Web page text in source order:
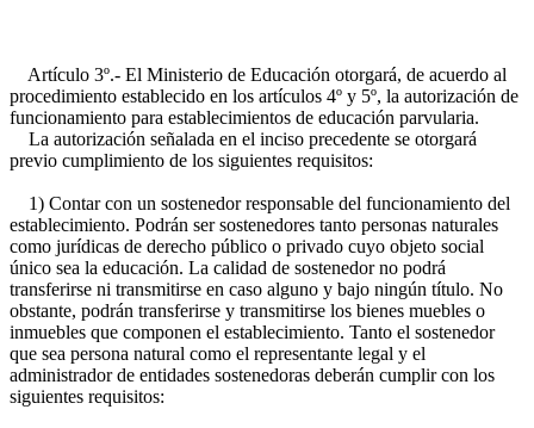
Artículo 3º.- El Ministerio de Educación otorgará, de acuerdo al
procedimiento establecido en los artículos 4º y 5º, la autorización de
funcionamiento para establecimientos de educación parvularia.
La autorización señalada en el inciso precedente se otorgará
previo cumplimiento de los siguientes requisitos:
1) Contar con un sostenedor responsable del funcionamiento del
establecimiento. Podrán ser sostenedores tanto personas naturales
como jurídicas de derecho público o privado cuyo objeto social
único sea la educación. La calidad de sostenedor no podrá
transferirse ni transmitirse en caso alguno y bajo ningún título. No
obstante, podrán transferirse y transmitirse los bienes muebles o
inmuebles que componen el establecimiento. Tanto el sostenedor
que sea persona natural como el representante legal y el
administrador de entidades sostenedoras deberán cumplir con los
siguientes requisitos: